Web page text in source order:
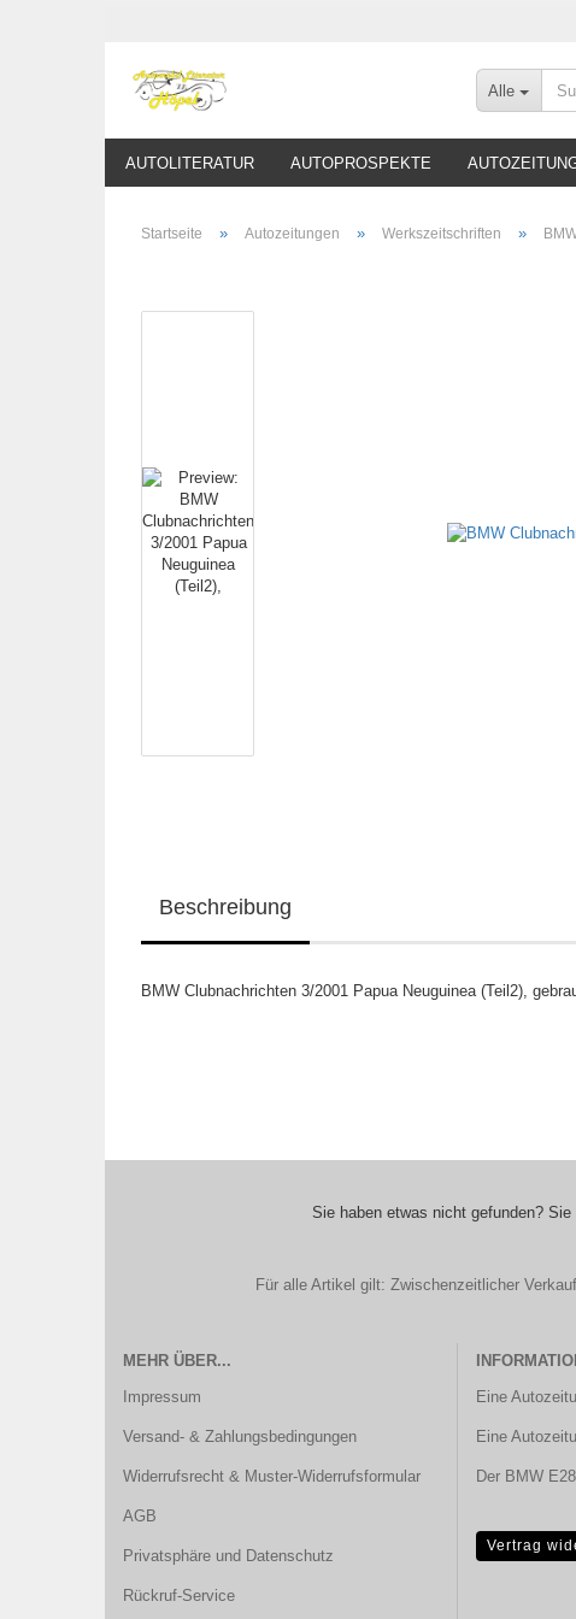
Alle
AUTOLITERATUR AUTOPROSPEKTE
Startseite » Autozeitungen » Werkszeitschriften »
Beschreibung
BMW Clubnachrichten 3/2001 Papua Neuguinea (Teil2),
Sie haben etwas nicht gefunden?
Für alle Artikel gilt: Zwischenzeitlicher
MEHR ÜBER...
Impressum
Versand- & Zahlungsbedingungen
Widerrufsrecht & Muster-Widerrufsformular
AGB
Privatsphäre und Datenschutz
Rückruf-Service
Eine
Eine
Der BMW
Vertrag